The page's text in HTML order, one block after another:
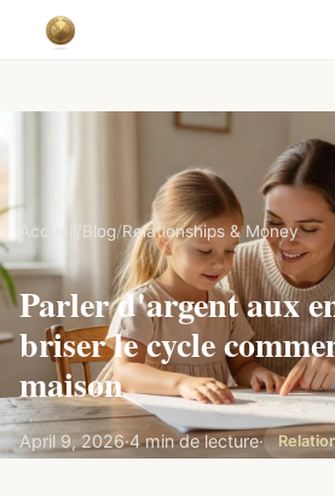
Accueil /Blog/Relationships & Money
Parler d'argent aux
briser le cycle
maison
April 9, 2026·4 min de lecture·